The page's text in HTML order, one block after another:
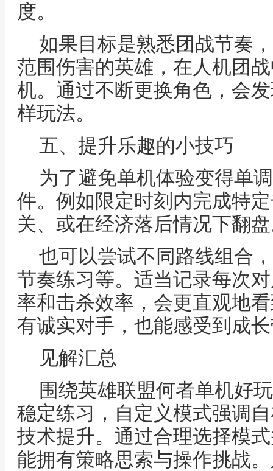
度。
如果目标是熟悉团战节奏
范围伤害的英雄，在人机团
机。通过不断更换角色，会
样玩法。
五、提升乐趣的小技巧
为了避免单机体验变得单
件。例如限定时刻内完成特
关、或在经济落后情况下翻
也可以尝试不同路线组合
节奏练习等。适当记录每次
率和击杀效率，会更直观地
有诚实对手，也能感受到成
见解汇总
围绕英雄联盟何者单机好
稳定练习，自定义模式强调
技术提升。通过合理选择模
能拥有策略思索与操作挑战